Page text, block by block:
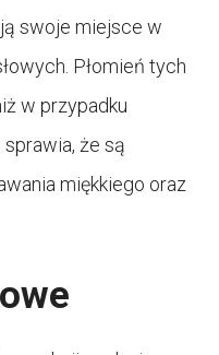
swoje miejsce w
Płomień tych
w przypadku
że są
miękkiego oraz